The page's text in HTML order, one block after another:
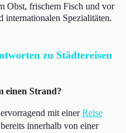
Obst, frischem Fisch und vor
internationalen Spezialitäten.
zu Städtereisen
einen Strand?
mit einerReise
innerhalb von einer